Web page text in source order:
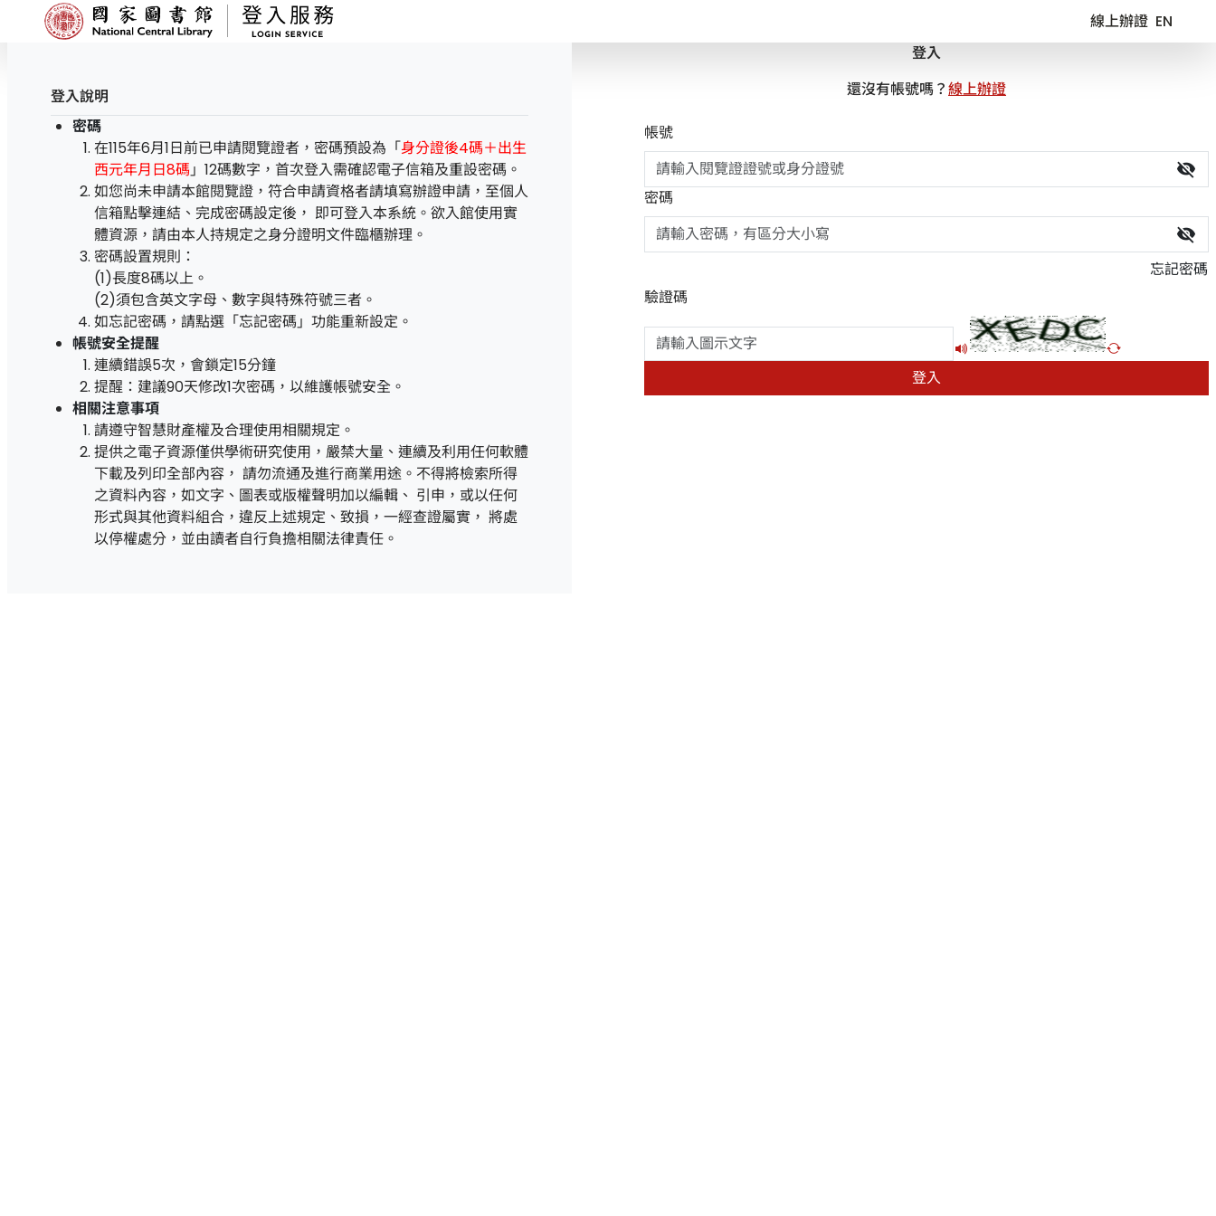
國家圖書館 線上辦證 EN
登入說明
密碼
在115年6月1日前已申請閱覽證者，密碼預設為「身分證後4碼＋出生
西元年月日8碼」12碼數字，首次登入需確認電子信箱及重設密碼。
如您尚未申請本館閱覽證，符合申請資格者請填寫辦證申請，至個人
信箱點擊連結、完成密碼設定後， 即可登入本系統。欲入館使用實
體資源，請由本人持規定之身分證明文件臨櫃辦理。
密碼設置規則：
(1)長度8碼以上。
(2)須包含英文字母、數字與特殊符號三者。
如忘記密碼，請點選「忘記密碼」功能重新設定。
帳號安全提醒
連續錯誤5次，會鎖定15分鐘
提醒：建議90天修改1次密碼，以維護帳號安全。
相關注意事項
請遵守智慧財產權及合理使用相關規定。
提供之電子資源僅供學術研究使用，嚴禁大量、連續及利用任何軟體
下載及列印全部內容， 請勿流通及進行商業用途。不得將檢索所得
之資料內容，如文字、圖表或版權聲明加以編輯、 引申，或以任何
形式與其他資料組合，違反上述規定、致損，一經查證屬實， 將處
以停權處分，並由讀者自行負擔相關法律責任。
登入
還沒有帳號嗎？線上辦證
帳號
visibility_off
密碼
visibility_off
忘記密碼
驗證碼
登入